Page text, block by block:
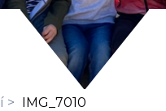
IMG_7010